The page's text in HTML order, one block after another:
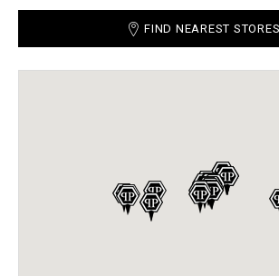
FIND NEAREST STORES